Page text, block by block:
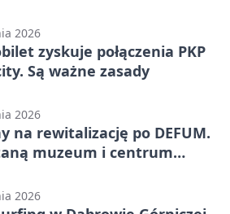
2026
zyskuje połączenia PKP
Są ważne zasady
2026
na rewitalizację po DEFUM.
muzeum i centrum
2026